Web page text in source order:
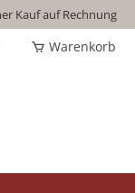
Kauf auf Rechnung
Warenkorb